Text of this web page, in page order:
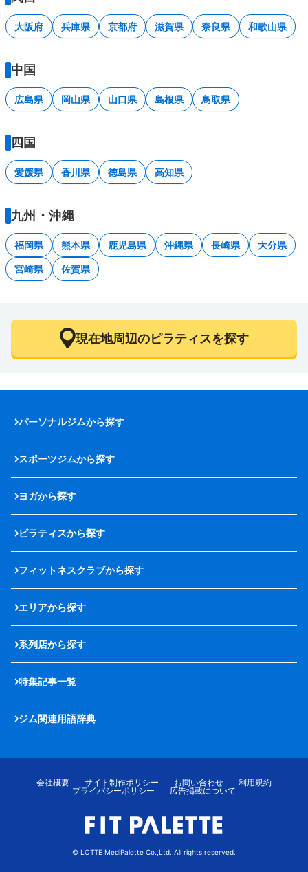
大阪府 兵庫県 京都府 滋賀県 奈良県 和歌山県
中国
広島県 岡山県 山口県 島根県 鳥取県
四国
愛媛県 香川県 徳島県 高知県
九州・沖縄
福岡県 熊本県 鹿児島県 沖縄県 長崎県 大分県
宮崎県 佐賀県
現在地周辺のピラティスを探す
パーソナルジムから探す
スポーツジムから探す
ヨガから探す
ピラティスから探す
フィットネスクラブから探す
エリアから探す
系列店から探す
特集記事一覧
ジム関連用語辞典
会社概要 サイト制作ポリシー お問い合わせ
利用規約
プライバシーポリシー
広告掲載について
© LOTTE MediPalette Co.,Ltd. All rights reserved.